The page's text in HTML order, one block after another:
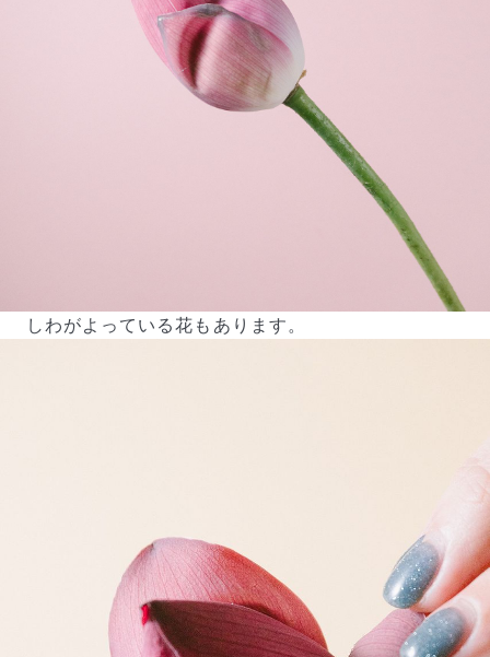
しわがよっている花もあります。